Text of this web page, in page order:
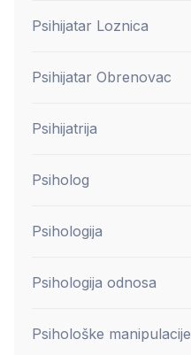
Psihijatar Loznica
Psihijatar Obrenovac
Psihijatrija
Psiholog
Psihologija
Psihologija odnosa
Psihološke manipulacije